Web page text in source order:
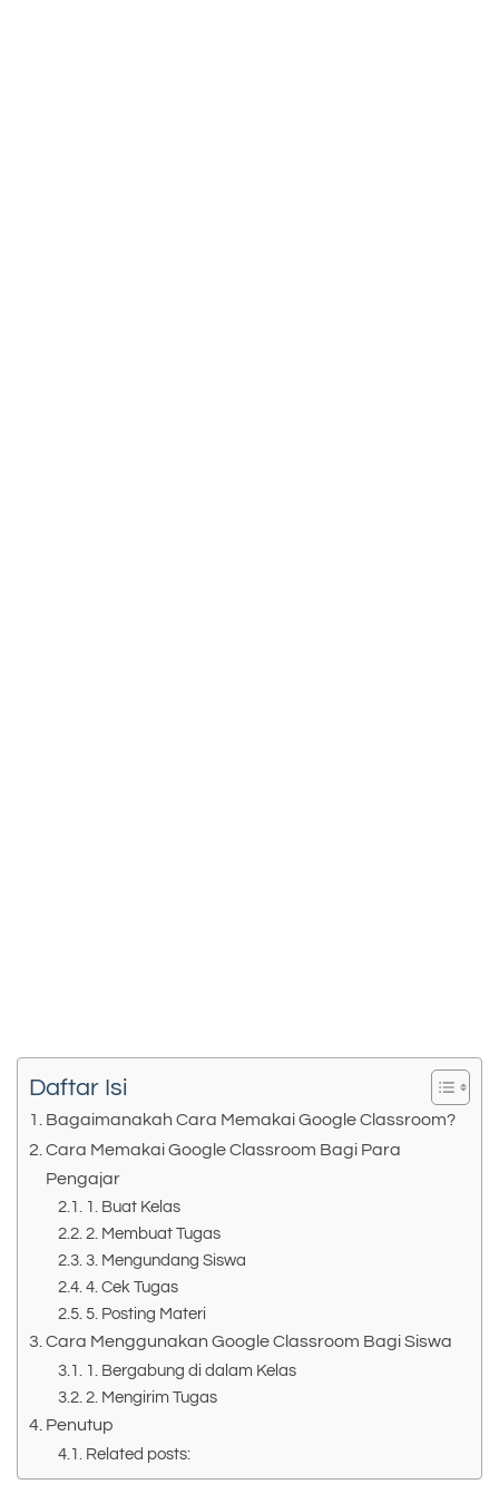
Daftar Isi
Bagaimanakah Cara Memakai Google Classroom?
Cara Memakai Google Classroom Bagi Para
Pengajar
1. Buat Kelas
2. Membuat Tugas
3. Mengundang Siswa
4. Cek Tugas
5. Posting Materi
Cara Menggunakan Google Classroom Bagi Siswa
1. Bergabung di dalam Kelas
2. Mengirim Tugas
Penutup
Related posts: